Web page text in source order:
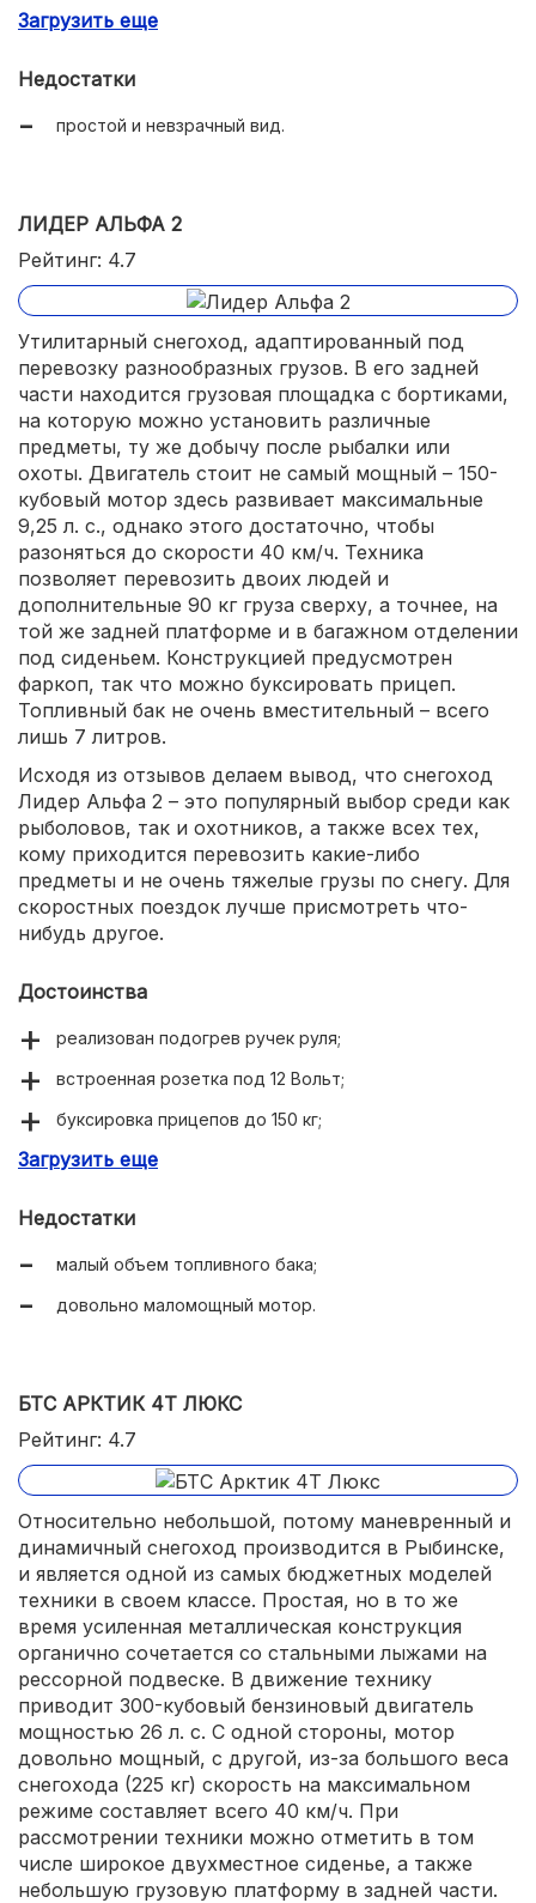
высокая максимальная скорость;
Загрузить еще
Недостатки
простой и невзрачный вид.
ЛИДЕР АЛЬФА 2
Рейтинг: 4.7
Утилитарный снегоход, адаптированный под
перевозку разнообразных грузов. В его задней
части находится грузовая площадка с бортиками,
на которую можно установить различные
предметы, ту же добычу после рыбалки или
охоты. Двигатель стоит не самый мощный – 150-
кубовый мотор здесь развивает максимальные
9,25 л. с., однако этого достаточно, чтобы
разоняться до скорости 40 км/ч. Техника
позволяет перевозить двоих людей и
дополнительные 90 кг груза сверху, а точнее, на
той же задней платформе и в багажном отделении
под сиденьем. Конструкцией предусмотрен
фаркоп, так что можно буксировать прицеп.
Топливный бак не очень вместительный – всего
лишь 7 литров.
Исходя из отзывов делаем вывод, что снегоход
Лидер Альфа 2 – это популярный выбор среди как
рыболовов, так и охотников, а также всех тех,
кому приходится перевозить какие-либо
предметы и не очень тяжелые грузы по снегу. Для
скоростных поездок лучше присмотреть что-
нибудь другое.
Достоинства
реализован подогрев ручек руля;
встроенная розетка под 12 Вольт;
буксировка прицепов до 150 кг;
небольшое потребление топлива;
Загрузить еще
Недостатки
малый объем топливного бака;
довольно маломощный мотор.
БТС АРКТИК 4Т ЛЮКС
Рейтинг: 4.7
Относительно небольшой, потому маневренный и
динамичный снегоход производится в Рыбинске,
и является одной из самых бюджетных моделей
техники в своем классе. Простая, но в то же
время усиленная металлическая конструкция
органично сочетается со стальными лыжами на
рессорной подвеске. В движение технику
приводит 300-кубовый бензиновый двигатель
мощностью 26 л. с. С одной стороны, мотор
довольно мощный, с другой, из-за большого веса
снегохода (225 кг) скорость на максимальном
режиме составляет всего 40 км/ч. При
рассмотрении техники можно отметить в том
числе широкое двухместное сиденье, а также
небольшую грузовую платформу в задней части.